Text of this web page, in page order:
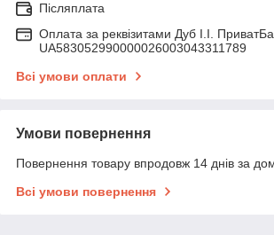
Післяплата
Оплата за реквізитами Дуб І.І.
UA583052990000026003043311789
Всі умови оплати
Умови повернення
Повернення товару впродовж 14 днів за
Всі умови повернення